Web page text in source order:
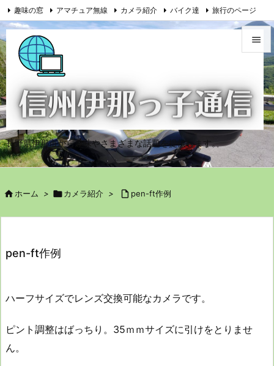
長野県伊那市から趣味やさまざまな話題を提供します。

メニュ

サイド

前へ

趣味の窓 アマチュア無線 カメラ紹介 バイク達 旅行のページ
問い合わせ 投稿ホーム 
 ホーム > カメラ紹介 >  pen-ft作例
pen-ft作例
ハーフサイズでレンズ交換可能なカメラです。
ピント調整はばっちり。35ｍｍサイズに引けをとりませ
ん。